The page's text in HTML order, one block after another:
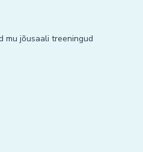
mu jõusaali treeningud